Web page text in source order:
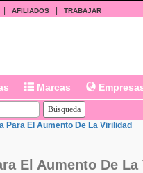
AFILIADOS TRABAJAR
Marcas
Para El Aumento De La Virilidad
El Aumento De La